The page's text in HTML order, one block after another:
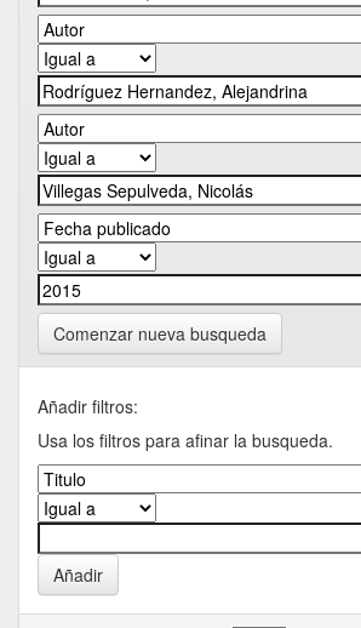
Comenzar nueva busqueda
Añadir filtros:
Usa los filtros para afinar la busqueda.